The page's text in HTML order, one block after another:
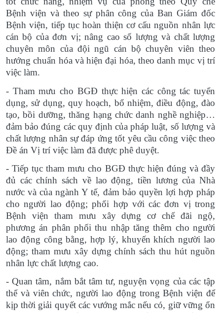
Bệnh viện và theo sự phân công của Ban Giám đốc
Bệnh viện, tiếp tục hoàn thiện cơ cấu nguồn nhân lực
cán bộ của đơn vị; nâng cao số lượng và chất lượng
chuyên môn của đội ngũ cán bộ chuyên viên theo
hướng chuẩn hóa và hiện đại hóa, theo danh mục vị trí
việc làm.
- Tham mưu cho BGĐ thực hiện các công tác tuyển
dụng, sử dụng, quy hoạch, bổ nhiệm, điều động, đào
tạo, bồi dưỡng, thăng hạng chức danh nghề nghiệp…
đảm bảo đúng các quy định của pháp luật, số lượng và
chất lượng nhân sự đáp ứng tốt yêu cầu công việc theo
Đề án Vị trí việc làm đã được phê duyệt.
- Tiếp tục tham mưu cho BGĐ thực hiện đúng và đầy
đủ các chính sách về lao động, tiền lương của Nhà
nước và của ngành Y tế, đảm bảo quyền lợi hợp pháp
cho người lao động; phối hợp với các đơn vị trong
Bệnh viện tham mưu xây dựng cơ chế đãi ngộ,
phương án phân phối thu nhập tăng thêm cho người
lao động công bằng, hợp lý, khuyến khích người lao
động; tham mưu xây dựng chính sách thu hút nguồn
nhân lực chất lượng cao.
- Quan tâm, nắm bắt tâm tư, nguyện vọng của các tập
thể và viên chức, người lao động trong Bệnh viện để
kịp thời giải quyết các vướng mắc nếu có, giữ vững ổn